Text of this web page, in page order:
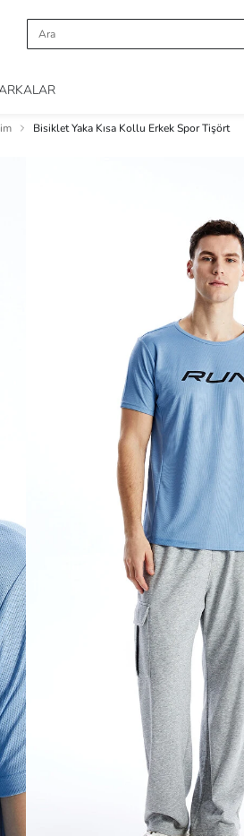
Bisiklet Yaka Kısa Kollu Erkek Spor Tişört